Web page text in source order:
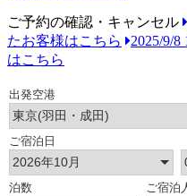
ご予約の確認・キャンセル
たお客様はこちら
2025/9/
はこちら